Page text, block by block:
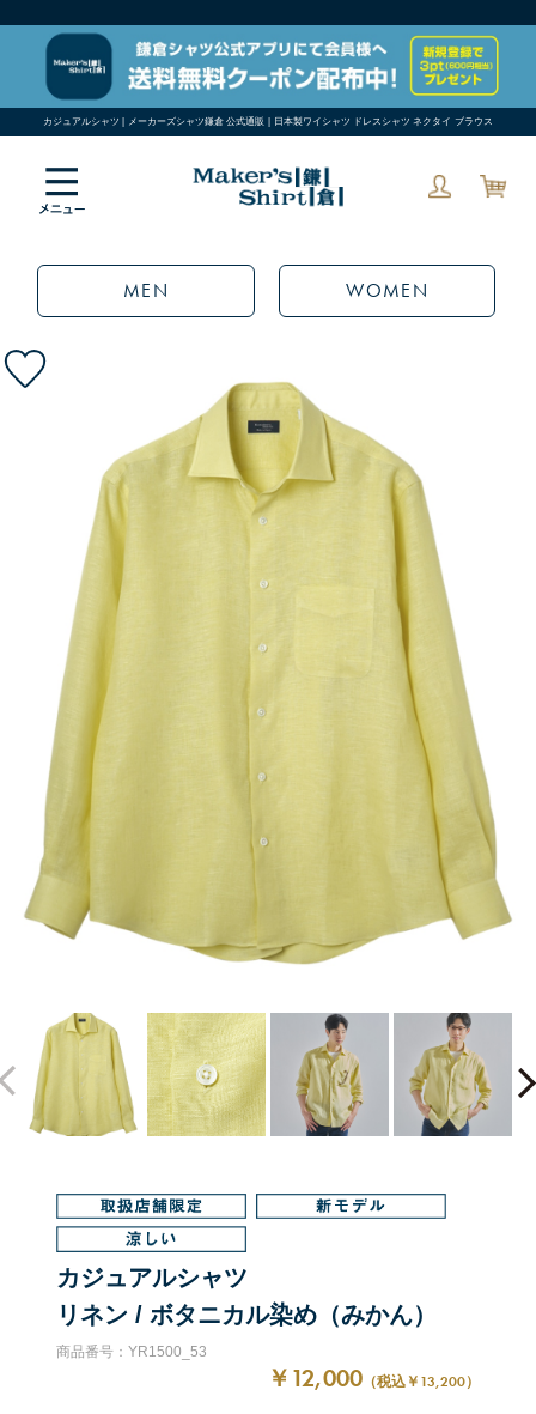
カジュアルシャツ | メーカーズシャツ鎌倉 公式通販 | 日本製ワイシャツ ドレスシャツ ネクタイ ブラウス
MEN WOMEN
カジュアルシャツ
リネン / ボタニカル染め（みかん）
商品番号：YR1500_53
￥12,000 （税込￥13,200）